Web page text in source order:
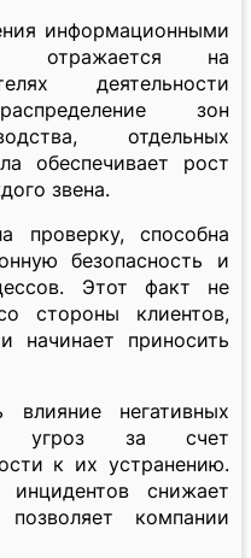
информационными
отражается на
деятельности
зон
отдельных
обеспечивает рост
звена.
проверку, способна
безопасность и
Этот факт не
стороны клиентов,
начинает приносить
негативных
угроз за счет
к их устранению.
снижает
компании